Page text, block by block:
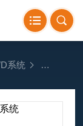
系统